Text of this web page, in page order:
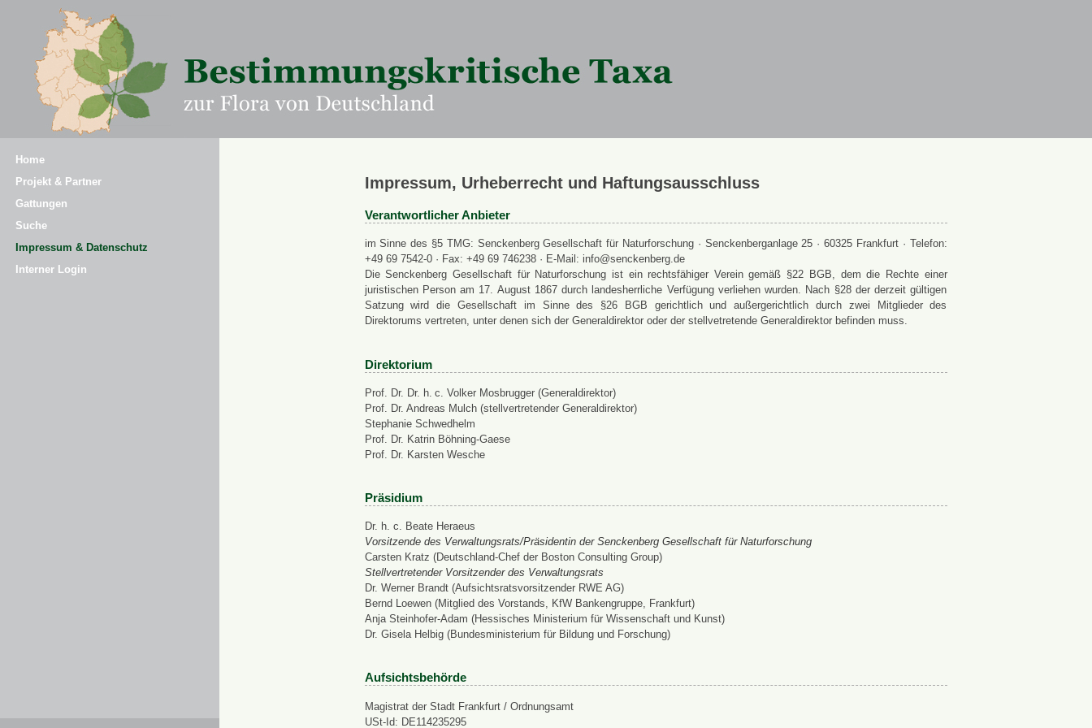
Home
Projekt & Partner
Gattungen
Suche
Impressum & Datenschutz
Interner Login
Impressum, Urheberrecht und Haftungsausschluss
Verantwortlicher Anbieter
im Sinne des §5 TMG: Senckenberg Gesellschaft für Naturforschung · Senckenberganlage 25 · 60325 Frankfurt · Telefon:
+49 69 7542-0 · Fax: +49 69 746238 · E-Mail: info@senckenberg.de
Die Senckenberg Gesellschaft für Naturforschung ist ein rechtsfähiger Verein gemäß §22 BGB, dem die Rechte einer
juristischen Person am 17. August 1867 durch landesherrliche Verfügung verliehen wurden. Nach §28 der derzeit gültigen
Satzung wird die Gesellschaft im Sinne des §26 BGB gerichtlich und außergerichtlich durch zwei Mitglieder des
Direktorums vertreten, unter denen sich der Generaldirektor oder der stellvetretende Generaldirektor befinden muss.
Direktorium
Prof. Dr. Dr. h. c. Volker Mosbrugger (Generaldirektor)
Prof. Dr. Andreas Mulch (stellvertretender Generaldirektor)
Stephanie Schwedhelm
Prof. Dr. Katrin Böhning-Gaese
Prof. Dr. Karsten Wesche
Präsidium
Dr. h. c. Beate Heraeus
Vorsitzende des Verwaltungsrats/Präsidentin der Senckenberg Gesellschaft für Naturforschung
Carsten Kratz (Deutschland-Chef der Boston Consulting Group)
Stellvertretender Vorsitzender des Verwaltungsrats
Dr. Werner Brandt (Aufsichtsratsvorsitzender RWE AG)
Bernd Loewen (Mitglied des Vorstands, KfW Bankengruppe, Frankfurt)
Anja Steinhofer-Adam (Hessisches Ministerium für Wissenschaft und Kunst)
Dr. Gisela Helbig (Bundesministerium für Bildung und Forschung)
Aufsichtsbehörde
Magistrat der Stadt Frankfurt / Ordnungsamt
USt-Id: DE114235295